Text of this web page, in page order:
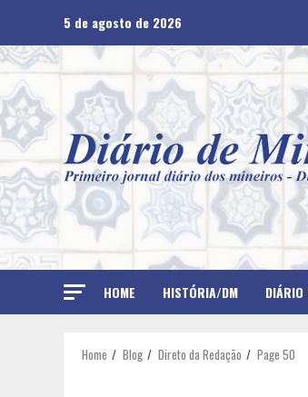
content
5 de agosto de 2026
HOME HISTÓRIA/DM DIÁRIO
Home Blog Direto da Redação Page 50